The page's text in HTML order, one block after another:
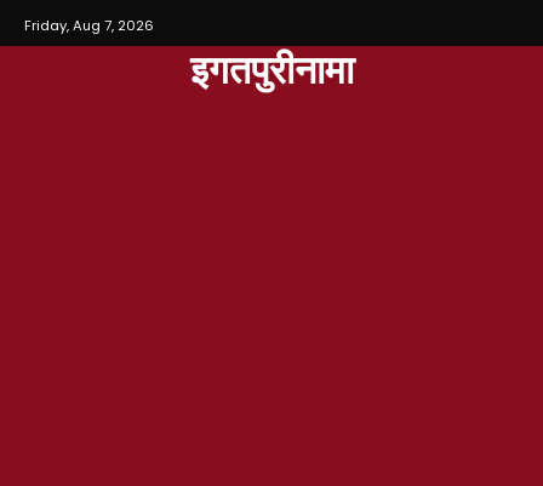
Friday, Aug 7, 2026
इगतपुरीनामा